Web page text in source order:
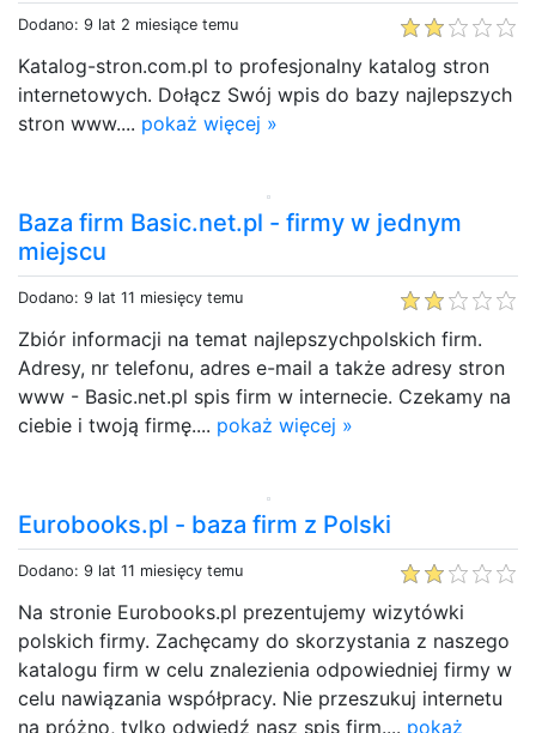
Dodano: 9 lat 2 miesiące temu
Katalog-stron.com.pl to profesjonalny katalog stron
internetowych. Dołącz Swój wpis do bazy najlepszych
stron www.... pokaż więcej »
Baza firm Basic.net.pl - firmy w jednym
miejscu
Dodano: 9 lat 11 miesięcy temu
Zbiór informacji na temat najlepszychpolskich firm.
Adresy, nr telefonu, adres e-mail a także adresy stron
www - Basic.net.pl spis firm w internecie. Czekamy na
ciebie i twoją firmę.... pokaż więcej »
Eurobooks.pl - baza firm z Polski
Dodano: 9 lat 11 miesięcy temu
Na stronie Eurobooks.pl prezentujemy wizytówki
polskich firmy. Zachęcamy do skorzystania z naszego
katalogu firm w celu znalezienia odpowiedniej firmy w
celu nawiązania współpracy. Nie przeszukuj internetu
na próżno, tylko odwiedź nasz spis firm.... pokaż